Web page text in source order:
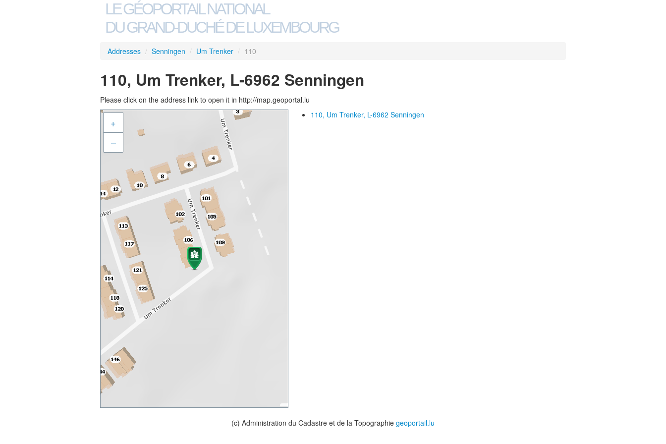
LE GÉOPORTAIL NATIONAL
DU GRAND-DUCHÉ DE LUXEMBOURG
Addresses / Senningen / Um Trenker / 110
110, Um Trenker, L-6962 Senningen
Please click on the address link to open it in http://map.geoportal.lu
+
–
110, Um Trenker, L-6962 Senningen
(c) Administration du Cadastre et de la Topographie geoportail.lu